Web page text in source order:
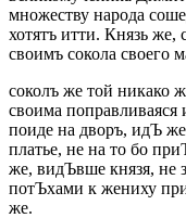
множеству народа
хотятъ итти. Князь
своимъ сокола своего
соколъ же той никако
своима поправливаяся
поиде на дворъ, идЪ
платье, не на то бо
же, видЪвше князя, не
потЪхами к жениху
же.